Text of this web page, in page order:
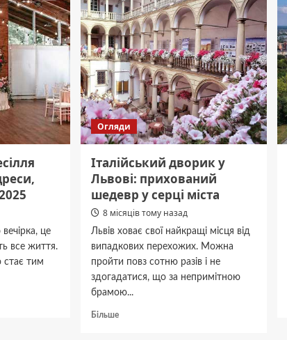
це
все життя.
стає тим
Огляди
Італійський дворик у
Львові: прихований
шедевр у серці міста
8 місяців тому назад
Львів ховає свої найкращі місця від
випадкових перехожих. Можна
пройти повз сотню разів і не
здогадатися, що за непримітною
брамою...
БільшеДокладніше